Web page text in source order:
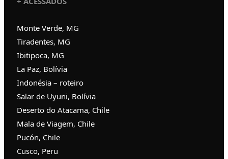
Monte Verde, MG
Tiradentes, MG
Ibitipoca, MG
La Paz, Bolívia
Indonésia – roteiro
Salar de Uyuni, Bolívia
Deserto do Atacama, Chile
Mala de Viagem, Chile
Pucón, Chile
Cusco, Peru